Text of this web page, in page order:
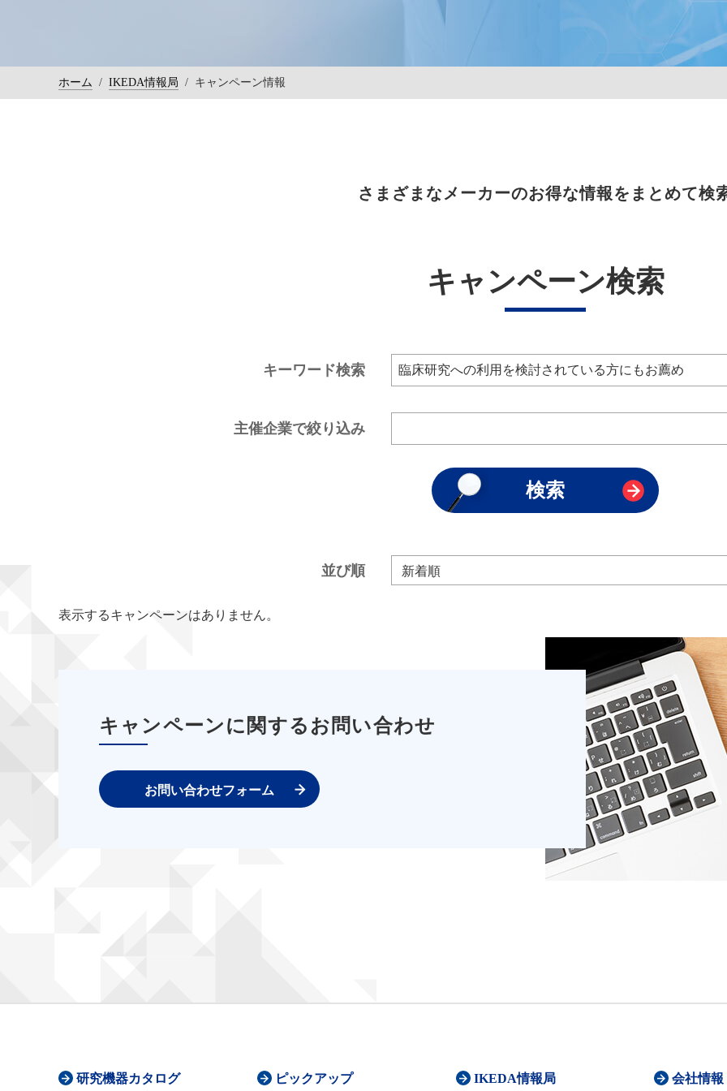
ホーム / IKEDA情報局 / キャンペーン情報
さまざまなメーカーのお得な情報をまとめて検
キャンペーン検索
キーワード検索
主催企業で絞り込み
並び順
表示するキャンペーンはありません。
キャンペーンに関するお問い合わせ
お問い合わせフォーム
研究機器カタログ ピックアップ IKEDA情報局 会社情報